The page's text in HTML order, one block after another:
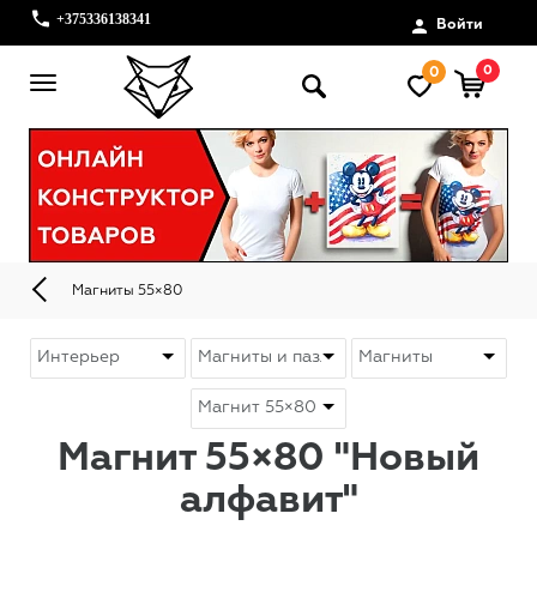
+375336138341 Войти
0 0
Магниты 55×80
Магнит 55×80 "Новый
алфавит"